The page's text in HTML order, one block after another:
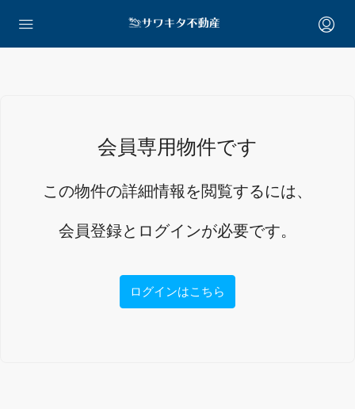
会員専用物件です
この物件の詳細情報を閲覧するには、
会員登録とログインが必要です。
ログインはこちら